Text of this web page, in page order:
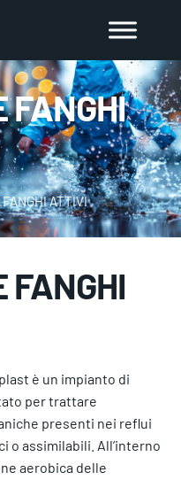
FANGHI
ATTIVI
FANGHI
è un impianto di
per trattare
presenti nei reflui
o assimilabili. All’interno
aerobica delle